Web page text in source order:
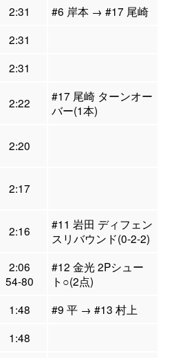
2:31
#6 岸本 → #17 尾崎
2:31
2:31
2:22
#17 尾崎 ターンオー
バー(1本)
2:20
2:17
2:16
#11 岩田 ディフェン
スリバウンド(0-2-2)
2:06
54-80
#12 金光 2Pシュー
ト○(2点)
1:48
#9 平 → #13 村上
1:48